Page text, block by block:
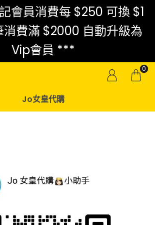
會員消費每 $250 可換 $1
消費滿 $2000 自動升級為
Vip會員 ***
0
Jo女皇代購